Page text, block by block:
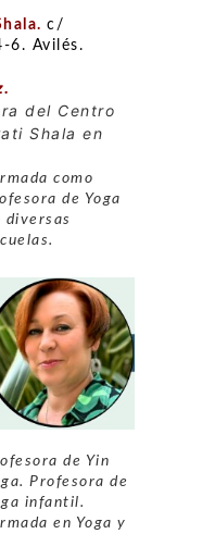
c/
6. Avilés.
del Centro
Shala en
como
de Yoga
diversas
de Yin
Profesora de
infantil.
en Yoga y